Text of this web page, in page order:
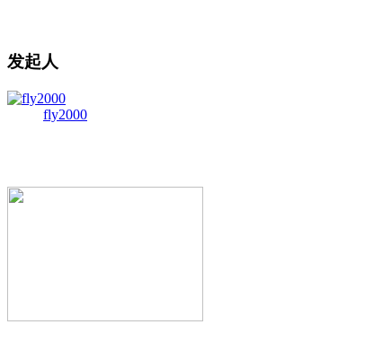
发起人
fly2000